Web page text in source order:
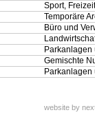
Sport,
Temporäre
Büro und
Parkanlagen
Gemischte
Parkanlagen
website by